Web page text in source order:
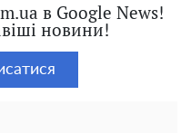
в Google News!
новини!